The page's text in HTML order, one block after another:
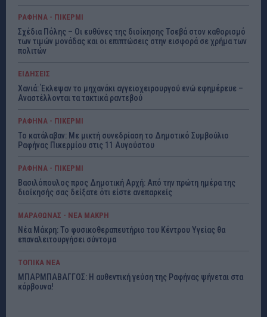
ΡΑΦΗΝΑ - ΠΙΚΕΡΜΙ
Σχέδια Πόλης – Οι ευθύνες της διοίκησης Τσεβά στον καθορισμό
των τιμών μονάδας και οι επιπτώσεις στην εισφορά σε χρήμα των
πολιτών
ΕΙΔΗΣΕΙΣ
Χανιά: Έκλεψαν το μηχανάκι αγγειοχειρουργού ενώ εφημέρευε –
Αναστέλλονται τα τακτικά ραντεβού
ΡΑΦΗΝΑ - ΠΙΚΕΡΜΙ
Το κατάλαβαν: Με μικτή συνεδρίαση το Δημοτικό Συμβούλιο
Ραφήνας Πικερμίου στις 11 Αυγούστου
ΡΑΦΗΝΑ - ΠΙΚΕΡΜΙ
Βασιλόπουλος προς Δημοτική Αρχή: Από την πρώτη ημέρα της
διοίκησής σας δείξατε ότι είστε ανεπαρκείς
ΜΑΡΑΘΩΝΑΣ - ΝΕΑ ΜΑΚΡΗ
Νέα Μάκρη: Το φυσικοθεραπευτήριο του Κέντρου Υγείας θα
επαναλειτουργήσει σύντομα
ΤΟΠΙΚΑ ΝΕΑ
ΜΠΑΡΜΠΑΒΑΓΓΟΣ: Η αυθεντική γεύση της Ραφήνας ψήνεται στα
κάρβουνα!